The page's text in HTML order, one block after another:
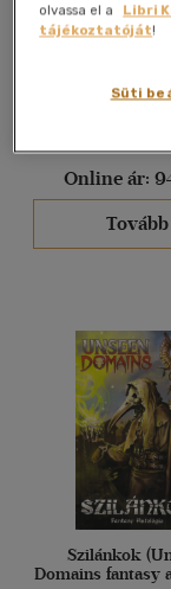
Horvát(1)
több nyelv
Vélemény
S. Jae-
Online ár:
Tovább
Szilánkok
Domains fantasy
olvassa el a
Libri
tájékoztatóját!
Süti